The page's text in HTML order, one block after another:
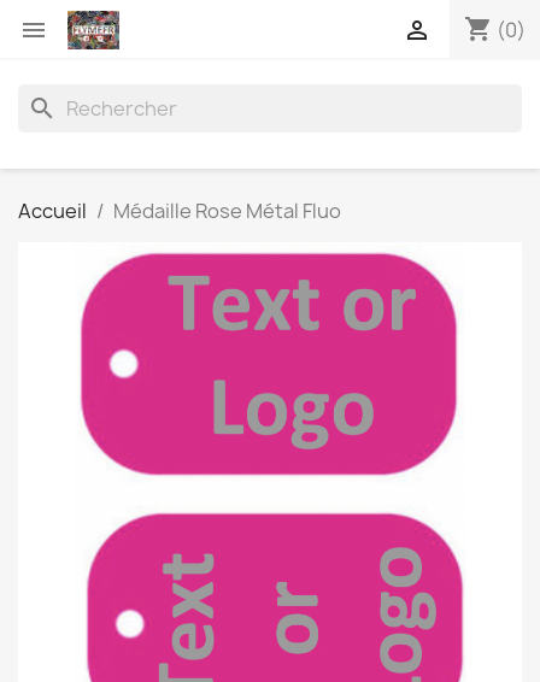
 shopping_cart (0)

search
Accueil Médaille Rose Métal Fluo